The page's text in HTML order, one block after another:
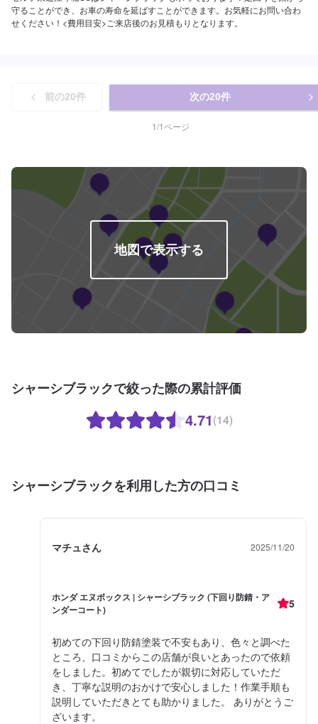
守ることができ、お車の寿命を延ばすことができます。お気軽にお問い合わ
せください！<費用目安>ご来店後のお見積もりとなります。
前の20件 次の20件
1/1ページ
地図で表示する
シャーシブラックで絞った際の累計評価
4.71(14)
シャーシブラックを利用した方の口コミ
マチュさん 2025/11/20
ホンダ エヌボックス | シャーシブラック (下回り防錆・ア
ンダーコート)
5
初めての下回り防錆塗装で不安もあり、色々と調べた
ところ、口コミからこの店舗が良いとあったので依頼
をしました。初めてでしたが親切に対応していただ
き、丁寧な説明のおかけで安心しました！作業手順も
説明していただきとても助かりました。 ありがとうご
ざいます。